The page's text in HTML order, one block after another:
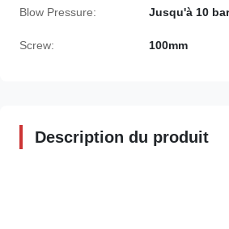
Blow Pressure: Jusqu'à 10 bar
Screw: 100mm
Description du produit